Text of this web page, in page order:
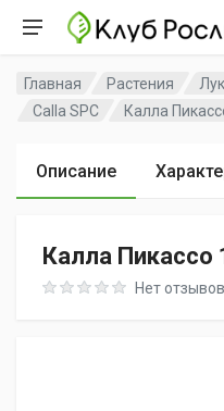
Главная Растения
Calla SPC
Калла
Описание
Калла Пикассо
Rating: 0 out of 5Нет отзывов